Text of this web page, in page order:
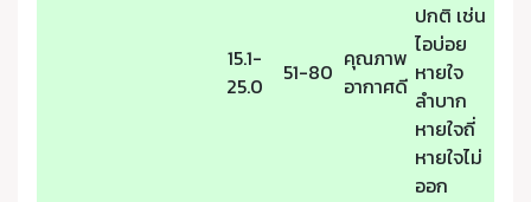
15.1-
25.0
51-80 คุณภาพ
อากาศดี
ปกติ เช่น
ไอบ่อย
หายใจ
ลำบาก
หายใจถี่
หายใจไม่
ออก